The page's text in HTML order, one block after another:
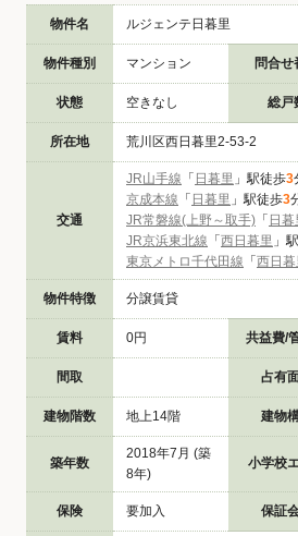
物件名 ルジェンテ日暮里
物件種別 マンション 問合せ
状態 空きなし 総戸
所在地 荒川区西日暮里2-53-2
交通
JR山手線 「 日暮里 」駅徒歩3
京成本線 「 日暮里 」駅徒歩3
JR常磐線(上野～取手) 「 日暮
JR京浜東北線 「 西日暮里 」
東京メトロ千代田線 「 西日暮
物件特徴 分譲賃貸
賃料 0円 共益費/
間取 占有
建物階数 地上14階 建物
築年数
2018年7月 (築
8年)
小学校
保険 要加入 保証